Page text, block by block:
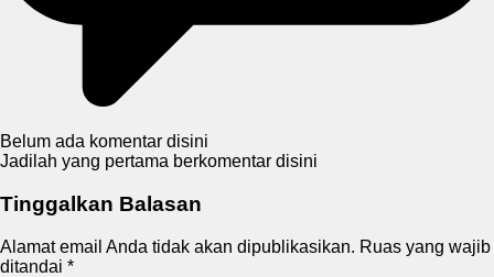
Belum ada komentar disini
Jadilah yang pertama berkomentar disini
Tinggalkan Balasan
Alamat email Anda tidak akan dipublikasikan. Ruas yang wajib
ditandai *